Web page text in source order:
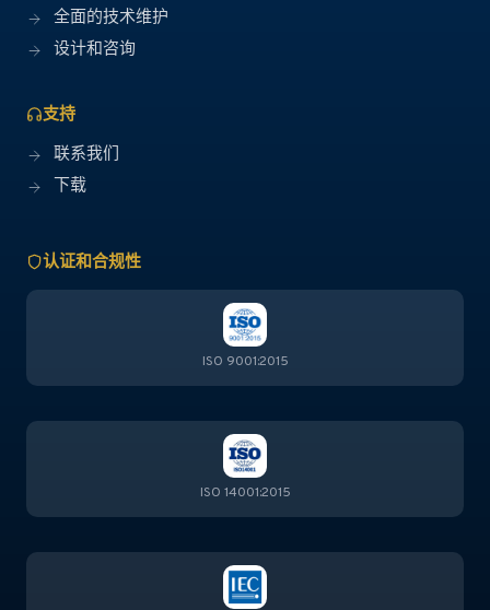
全面的技术维护
设计和咨询
支持
联系我们
下载
认证和合规性
ISO 9001:2015
ISO 14001:2015